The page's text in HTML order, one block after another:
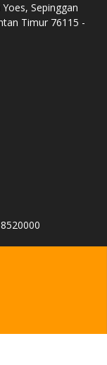
Sepinggan
Timur 76115 -